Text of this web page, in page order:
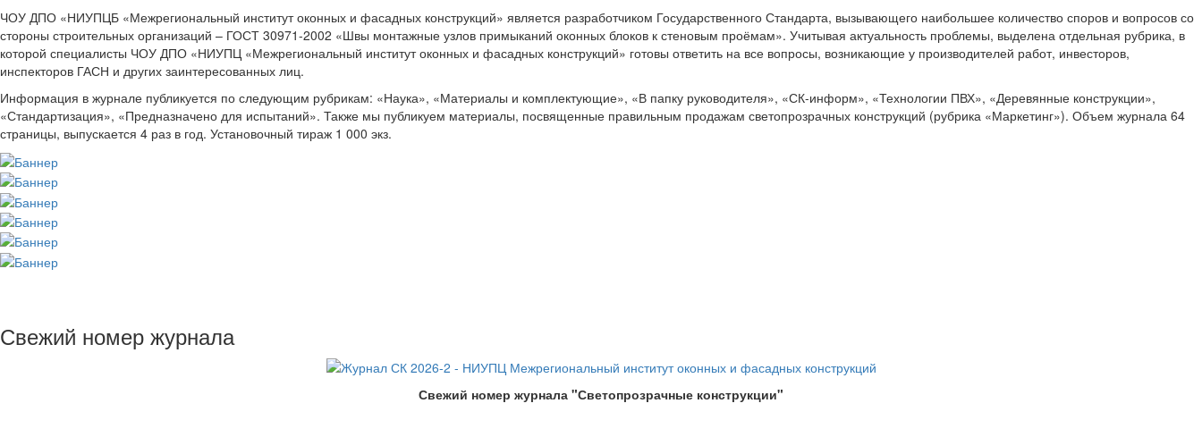
ЧОУ ДПО «НИУПЦБ «Межрегиональный институт оконных и фасадных конструкций» является разработчиком Государственного Стандарта, вызывающего наибольшее количество споров и вопросов со
стороны строительных организаций – ГОСТ 30971-2002 «Швы монтажные узлов примыканий оконных блоков к стеновым проёмам». Учитывая актуальность проблемы, выделена отдельная рубрика, в
которой специалисты ЧОУ ДПО «НИУПЦ «Межрегиональный институт оконных и фасадных конструкций» готовы ответить на все вопросы, возникающие у производителей работ, инвесторов,
инспекторов ГАСН и других заинтересованных лиц.
Информация в журнале публикуется по следующим рубрикам: «Наука», «Материалы и комплектующие», «В папку руководителя», «СК-информ», «Технологии ПВХ», «Деревянные конструкции»,
«Стандартизация», «Предназначено для испытаний». Также мы публикуем материалы, посвященные правильным продажам светопрозрачных конструкций (рубрика «Маркетинг»). Объем журнала 64
страницы, выпускается 4 раз в год. Установочный тираж 1 000 экз.
Свежий номер журнала
Свежий номер журнала "Светопрозрачные конструкции"